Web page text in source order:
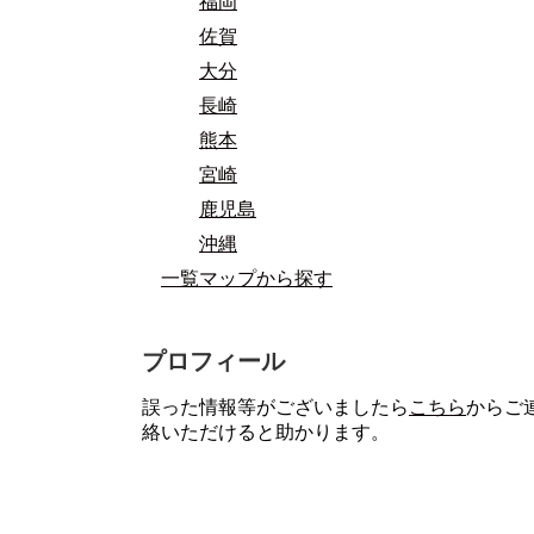
佐賀
大分
長崎
熊本
宮崎
鹿児島
沖縄
一覧マップから探す
プロフィール
誤った情報等がございましたら こちらからご
絡いただけると助かります。